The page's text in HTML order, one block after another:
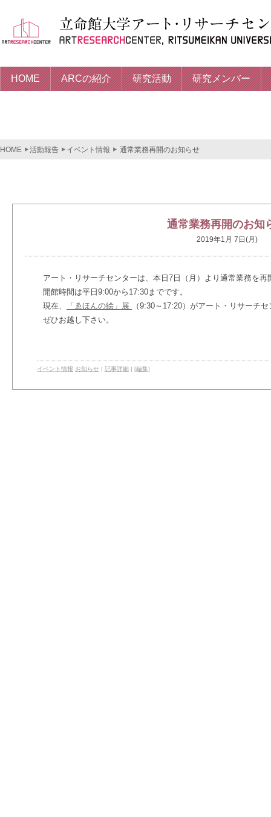
HOME ARCの紹介 研究活動 研究メンバー
HOME 活動報告 イベント情報 通常業務再開のお知らせ
通常業務再開のお知
2019年1月 7日(月)
アート・リサーチセンターは、本日7日（月）より通常業務を再
開館時間は平日9:00から17:30までです。
現在、
「ゑほんの絵」展
（9:30～17:20）がアート・リサーチ
ぜひお越し下さい。
イベント情報 お知らせ | 記事詳細 | [編集]